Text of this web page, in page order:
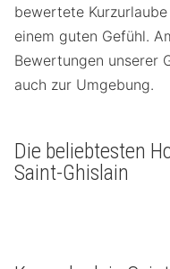
bewertete
einem guten Gefühl.
Bewertungen unserer
auch zur Umgebung.
Die beliebtesten
Saint-Ghislain